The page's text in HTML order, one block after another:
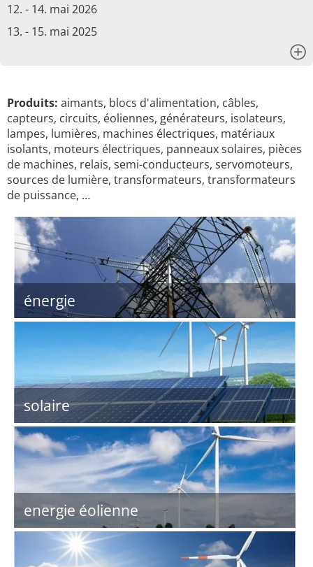
12. - 14. mai 2026
13. - 15. mai 2025
Produits: aimants, blocs d'alimentation, câbles,
capteurs, circuits, éoliennes, générateurs, isolateurs,
lampes, lumières, machines électriques, matériaux
isolants, moteurs électriques, panneaux solaires, pièces
de machines, relais, semi-conducteurs, servomoteurs,
sources de lumière, transformateurs, transformateurs
de puissance, …
énergie
solaire
energie éolienne